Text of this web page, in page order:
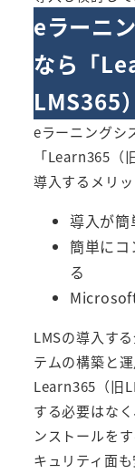
eラーニ
なら「
LMS365）
eラーニングシ
「Learn365（
導入するメリッ
導入が簡
簡単に
る
LMSの導入す
テムの構築と
Learn365（旧
する必要はな
ンストールを
キュリティ面も